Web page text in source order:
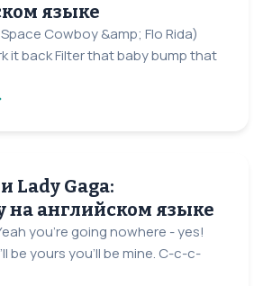
языке
Cowboy &amp; Flo Rida)
it back Filter that baby bump that
Lady Gaga:
на английском языке
you’re going nowhere - yes!
be yours you’ll be mine. C-c-c-